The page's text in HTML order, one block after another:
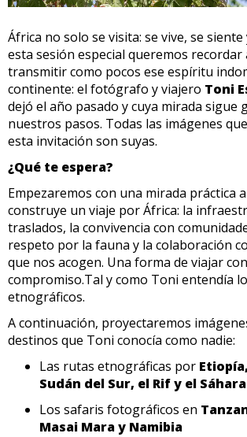
África no solo se visita: se vive, se siente
esta sesión especial queremos recordar
transmitir como pocos ese espíritu
continente: el fotógrafo y viajero Toni
dejó el año pasado y cuya mirada sigue
nuestros pasos. Todas las imágenes
esta invitación son suyas.
¿Qué te espera?
Empezaremos con una mirada práctica
construye un viaje por África: la
traslados, la convivencia con
respeto por la fauna y la colaboración
que nos acogen. Una forma de viajar
compromiso.Tal y como Toni entendía
etnográficos.
A continuación, proyectaremos
destinos que Toni conocía como nadie:
Las rutas etnográficas por
Sudán del Sur, el Rif y el Sáhara
Los safaris fotográficos en
Masai Mara y Namibia